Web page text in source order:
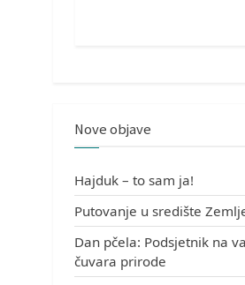
Nove objave
Hajduk – to sam ja!
Putovanje u središte
Dan pčela: Podsjetnik na
čuvara prirode